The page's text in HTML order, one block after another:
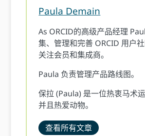
Paula Demain
As ORCID的高级产品经理
集、管理和完善 ORCID 用户
关注会员和集成商。
Paula 负责管理产品路线图。
保拉 (Paula) 是一位热衷马术运
并且热爱动物。
查看所有文章